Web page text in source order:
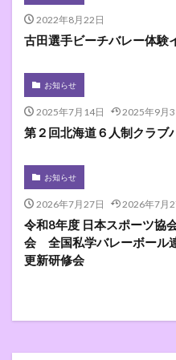
2022年8月22日
古田選手ビーチバレー体験
お知らせ
2025年7月14日 2025年9月3
第２回北海道６人制クラブ
お知らせ
2026年7月27日 2026年7月
令和8年度 日本スポーツ
会 全国私学バレーボール
更新研修会